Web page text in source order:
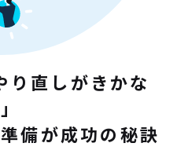
り直しがきかな
備が成功の秘訣